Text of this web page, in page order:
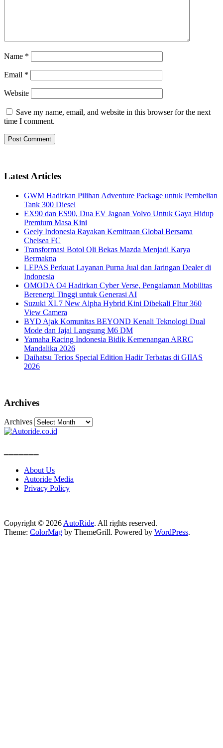
Name *
Email *
Website
Save my name, email, and website in this browser for the next
time I comment.
Latest Articles
GWM Hadirkan Pilihan Adventure Package untuk Pembelian
Tank 300 Diesel
EX90 dan ES90, Dua EV Jagoan Volvo Untuk Gaya Hidup
Premium Masa Kini
Geely Indonesia Rayakan Kemitraan Global Bersama
Chelsea FC
Transformasi Botol Oli Bekas Mazda Menjadi Karya
Bermakna
LEPAS Perkuat Layanan Purna Jual dan Jaringan Dealer di
Indonesia
OMODA O4 Hadirkan Cyber Verse, Pengalaman Mobilitas
Berenergi Tinggi untuk Generasi AI
Suzuki XL7 New Alpha Hybrid Kini Dibekali FItur 360
View Camera
BYD Ajak Komunitas BEYOND Kenali Teknologi Dual
Mode dan Jajal Langsung M6 DM
Yamaha Racing Indonesia Bidik Kemenangan ARRC
Mandalika 2026
Daihatsu Terios Special Edition Hadir Terbatas di GIIAS
2026
Archives
Archives
About Us
Autoride Media
Privacy Policy
Copyright © 2026 AutoRide. All rights reserved.
Theme: ColorMag by ThemeGrill. Powered by WordPress.